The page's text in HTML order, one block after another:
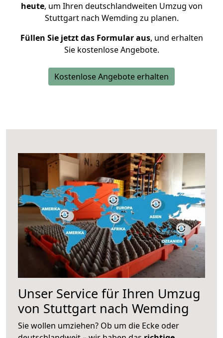
heute, um Ihren deutschlandweiten Umzug von
Stuttgart nach Wemding zu planen.
Füllen Sie jetzt das Formular aus, und erhalten
Sie kostenlose Angebote.
Kostenlose Angebote erhalten
Unser Service für Ihren Umzug
von Stuttgart nach Wemding
Sie wollen umziehen? Ob um die Ecke oder